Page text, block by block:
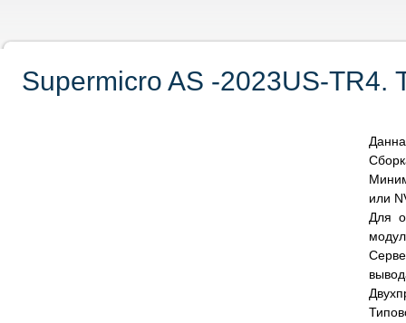
Supermicro AS -2023US-TR4.
или
Для